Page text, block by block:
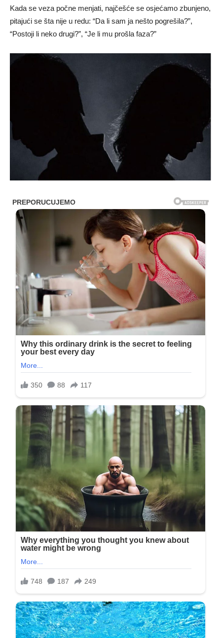
Kada se veza počne menjati, najčešće se osjećamo zbunjeno,
pitajući se šta nije u redu: “Da li sam ja nešto pogrešila?”,
“Postoji li neko drugi?”, “Je li mu prošla faza?”